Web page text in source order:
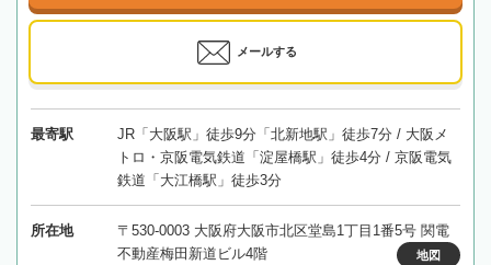
メールする
最寄駅
JR「大阪駅」徒歩9分「北新地駅」徒歩7分 / 大阪メ
トロ・京阪電気鉄道「淀屋橋駅」徒歩4分 / 京阪電気
鉄道「大江橋駅」徒歩3分
所在地
〒530-0003 大阪府大阪市北区堂島1丁目1番5号 関電
不動産梅田新道ビル4階
地図